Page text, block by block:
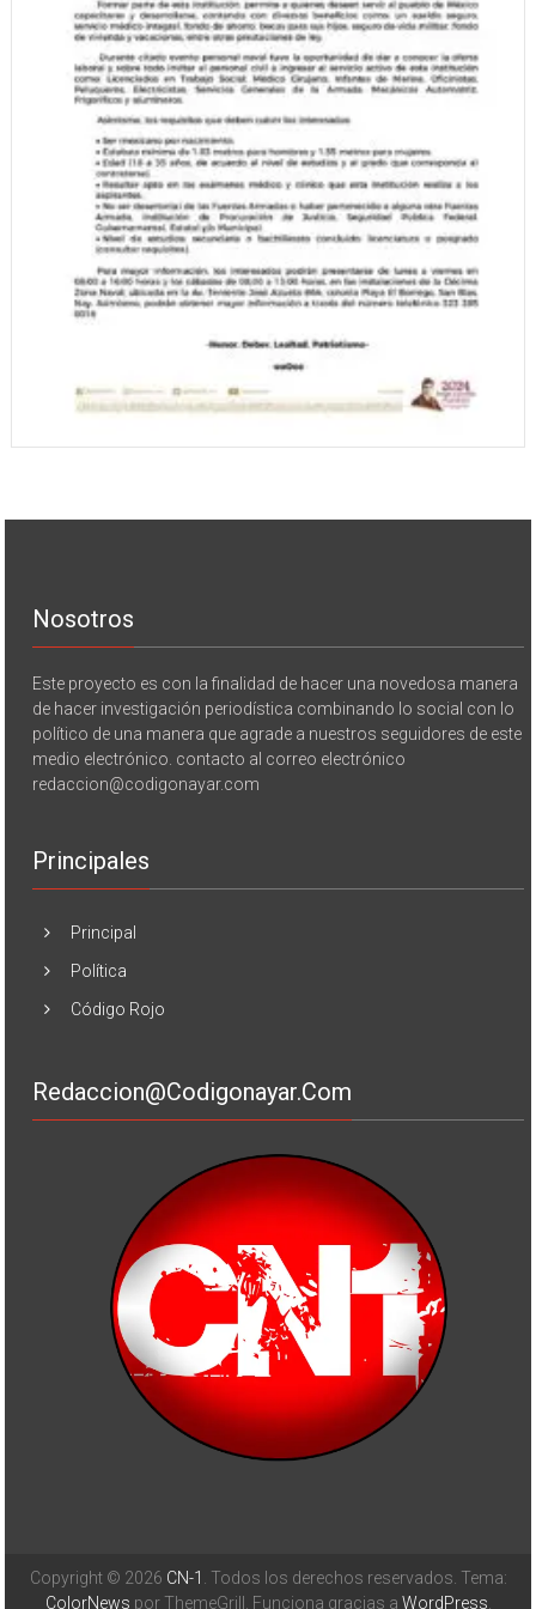
Nosotros
Este proyecto es con la finalidad de hacer una novedosa manera
de hacer investigación periodística combinando lo social con lo
político de una manera que agrade a nuestros seguidores de este
medio electrónico. contacto al correo electrónico
redaccion@codigonayar.com
Principales
Principal
Política
Código Rojo
Redaccion@codigonayar.com
Copyright © 2026 CN-1 . Todos los derechos reservados. Tema:
ColorNews por ThemeGrill. Funciona gracias a WordPress.